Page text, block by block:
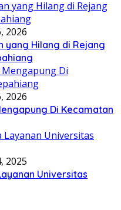
2026
yang Hilang di Rejang
2026
Di Kecamatan
2025
Universitas